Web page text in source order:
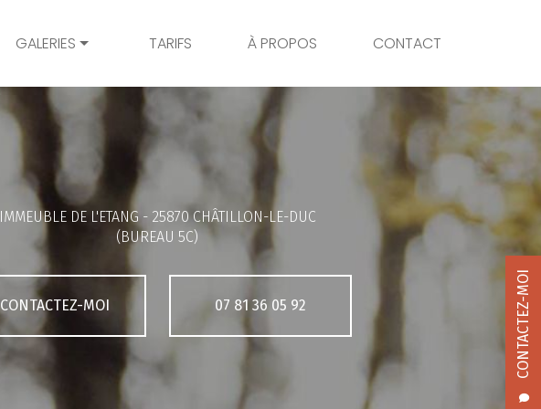
CONTACTEZ-MOI
GALERIES
Mariage
Grossesse
Bambins
Portrait
Galerie client
TARIFS À PROPOS CONTACT
IMMEUBLE DE L'ETANG - 25870 CHÂTILLON-LE-DUC
(BUREAU 5C)
CONTACTEZ-MOI 07 81 36 05 92